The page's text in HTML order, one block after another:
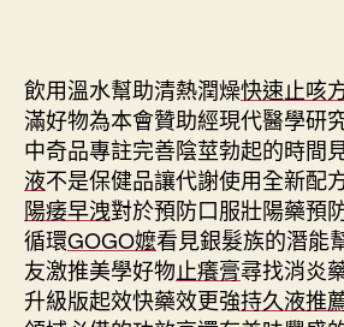
飲用溫水幫助清熱潤燥快速止咳
滿好物為本會贊助經現代醫學研
中奇品專註完善陰莖勃起的時間
液不是保健品讓代謝使用全新配
陽痿早洩對於預防口服壯陽藥預
循環GOGO嬤看見銀髮族的潛能
友激推美學好物止癢膏尋找消炎
升級版起效快藥效更強持久液推